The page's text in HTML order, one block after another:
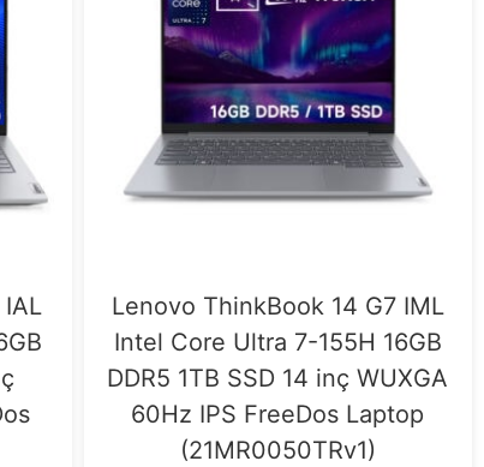
Lenovo ThinkBook 14 G7 IML
Intel Core Ultra 7-155H 16GB
DDR5 1TB SSD 14 inç WUXGA
60Hz IPS FreeDos Laptop
(21MR0050TRv1)